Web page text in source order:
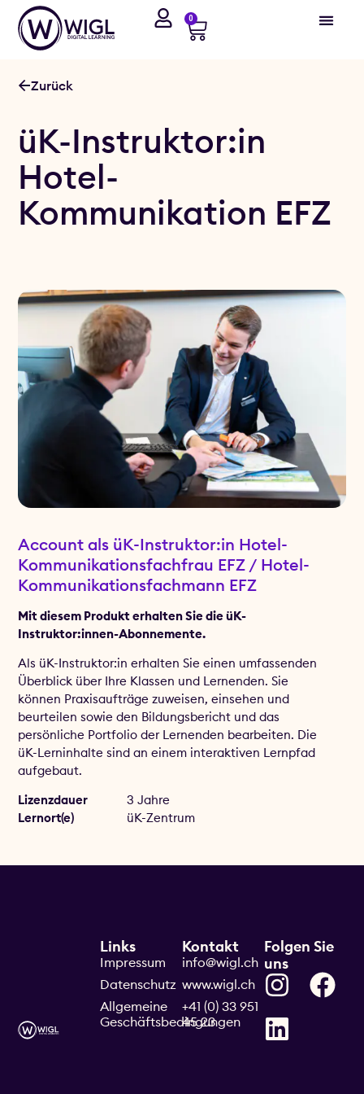
0
Zurück
üK-Instruktor:in
Hotel-
Kommunikation EFZ
Account als üK-Instruktor:in Hotel-
Kommunikationsfachfrau EFZ / Hotel-
Kommunikationsfachmann EFZ
Mit diesem Produkt erhalten Sie die üK-
Instruktor:innen-Abonnemente.
Als üK-Instruktor:in erhalten Sie einen umfassenden
Überblick über Ihre Klassen und Lernenden. Sie
können Praxisaufträge zuweisen, einsehen und
beurteilen sowie den Bildungsbericht und das
persönliche Portfolio der Lernenden bearbeiten. Die
üK-Lerninhalte sind an einem interaktiven Lernpfad
aufgebaut.
Lizenzdauer
3 Jahre
Lernort(e)
üK-Zentrum
Kontakt
info@wigl.ch
www.wigl.ch
+41 (0) 33 951
45 23
Links
Impressum
Datenschutz
Allgemeine
Geschäftsbedingungen
Folgen Sie
uns